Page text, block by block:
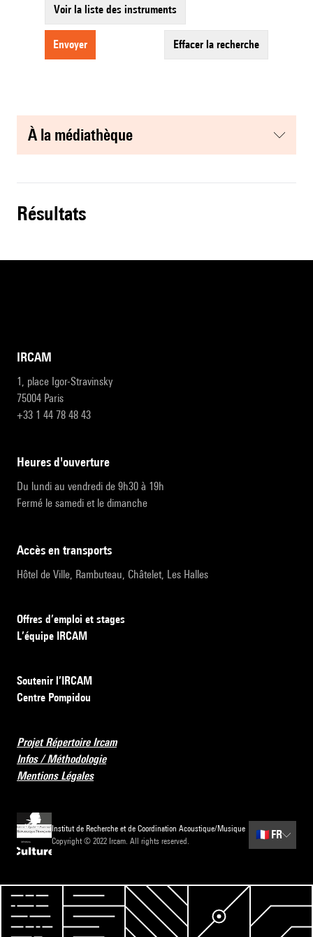
Voir la liste des instruments
envoyer effacer la recherche
à la médiathèque
résultats
IRCAM
1, place Igor-Stravinsky
75004 Paris
+33 1 44 78 48 43
heures d'ouverture
Du lundi au vendredi de 9h30 à 19h
Fermé le samedi et le dimanche
accès en transports
Hôtel de Ville, Rambuteau, Châtelet, Les Halles
Offres d’emploi et stages
L’équipe IRCAM
Soutenir l’IRCAM
Centre Pompidou
Projet Répertoire Ircam
Infos / Méthodologie
Mentions Légales
Institut de Recherche et de Coordination Acoustique/Musique
Copyright © 2022 Ircam. All rights reserved.
🇫🇷 FR